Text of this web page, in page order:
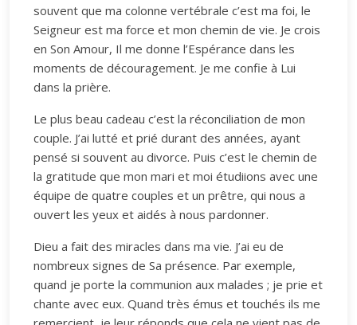
souvent que ma colonne vertébrale c’est ma foi, le
Seigneur est ma force et mon chemin de vie. Je crois
en Son Amour, Il me donne l’Espérance dans les
moments de découragement. Je me confie à Lui
dans la prière.
Le plus beau cadeau c’est la réconciliation de mon
couple. J’ai lutté et prié durant des années, ayant
pensé si souvent au divorce. Puis c’est le chemin de
la gratitude que mon mari et moi étudiions avec une
équipe de quatre couples et un prêtre, qui nous a
ouvert les yeux et aidés à nous pardonner.
Dieu a fait des miracles dans ma vie. J’ai eu de
nombreux signes de Sa présence. Par exemple,
quand je porte la communion aux malades ; je prie et
chante avec eux. Quand très émus et touchés ils me